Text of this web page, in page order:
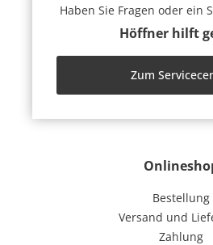
Bestellung
Versand und
Zahlung
Haben Sie Fragen oder ein
Höffner hilft
Zum